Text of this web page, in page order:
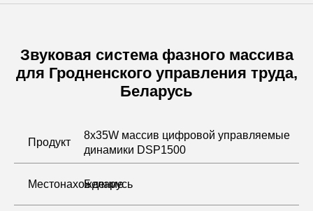
Звуковая система фазного массива
для Гродненского управления труда,
Беларусь
Продукт
8x35W массив цифровой управляемые
динамики DSP1500
Местонахождение
Беларусь